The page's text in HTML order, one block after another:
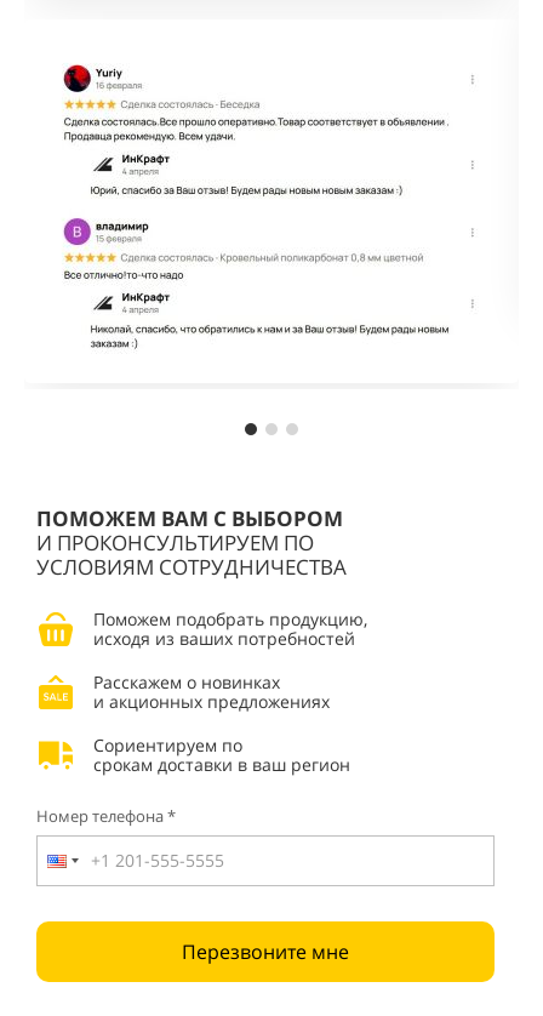
ПОМОЖЕМ ВАМ С ВЫБОРОМ
И ПРОКОНСУЛЬТИРУЕМ ПО
УСЛОВИЯМ СОТРУДНИЧЕСТВА
Поможем подобрать продукцию,
исходя из ваших потребностей
Расскажем о новинках
и акционных предложениях
Сориентируем по
срокам доставки в ваш регион
Номер телефона *
Перезвоните мне